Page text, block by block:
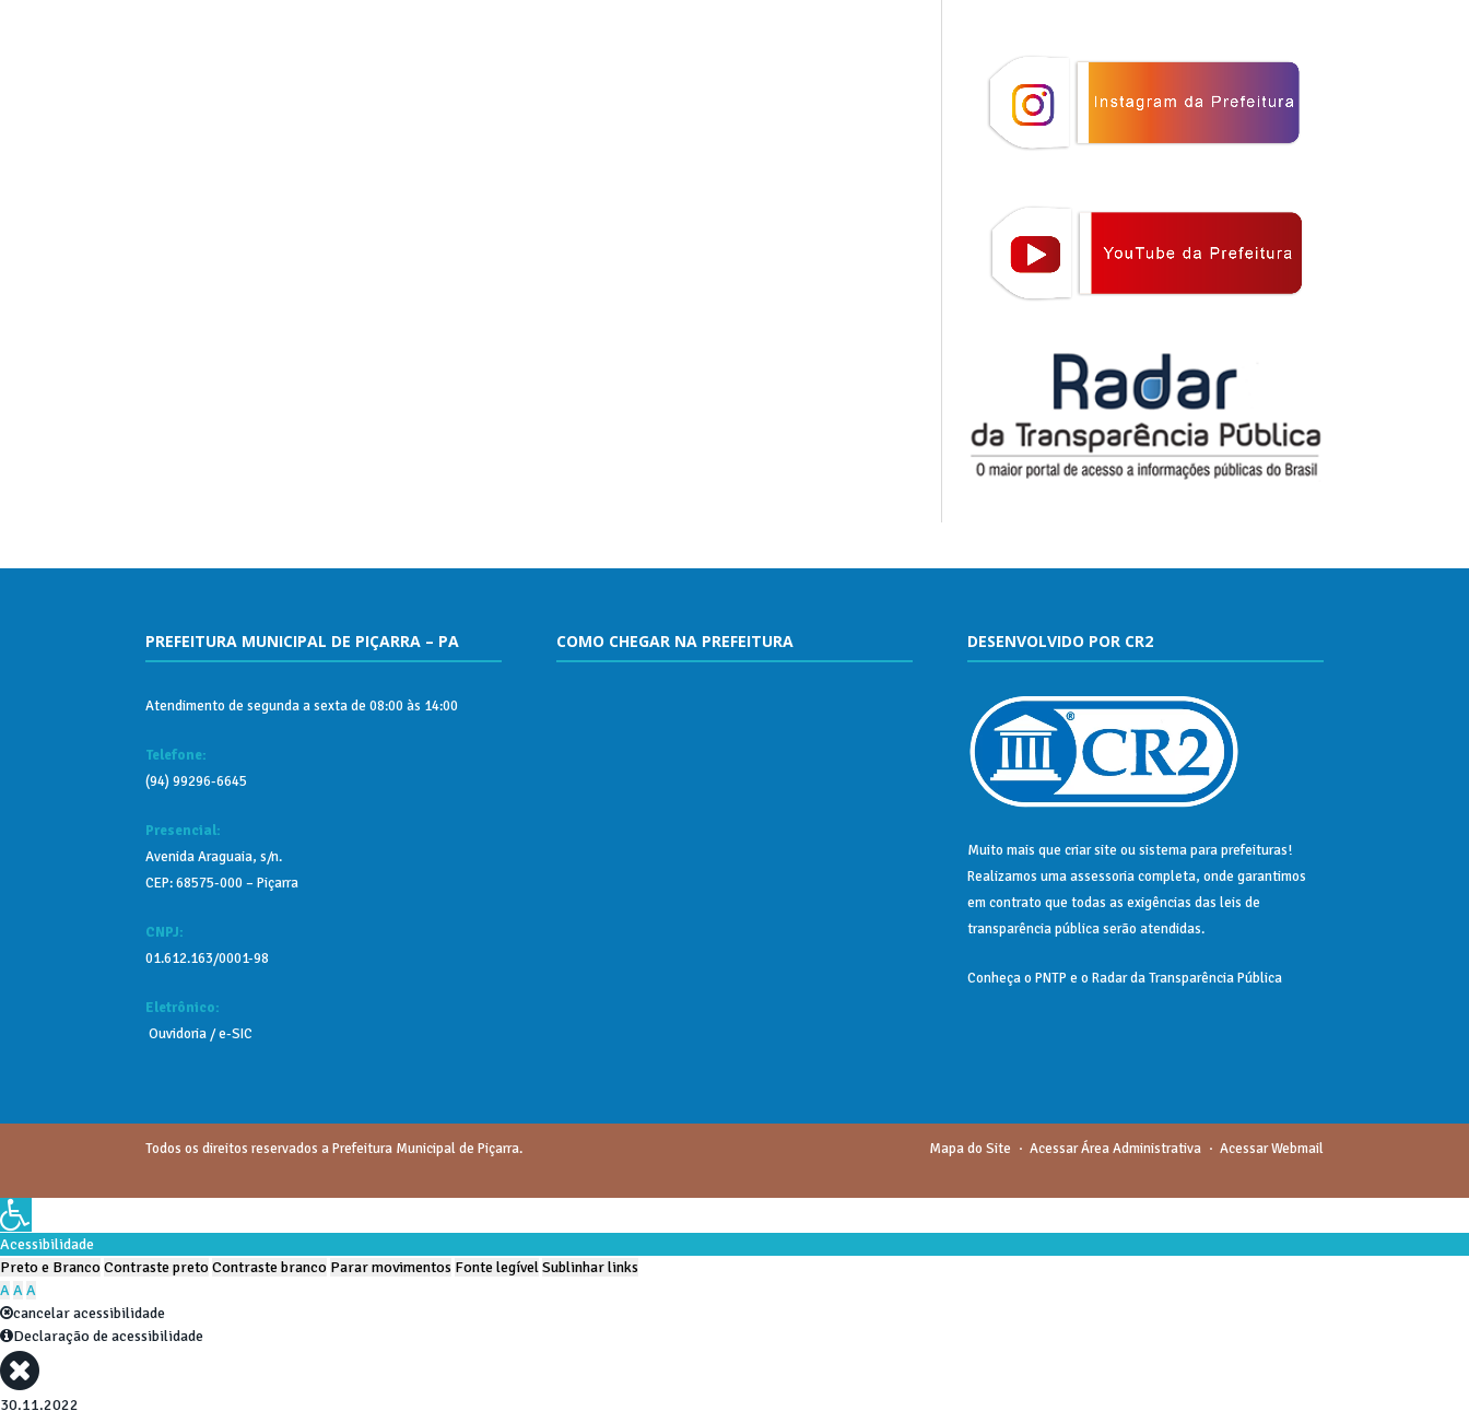
PREFEITURA MUNICIPAL DE PIÇARRA – PA
Atendimento de segunda a sexta de 08:00 às 14:00
Telefone:
(94) 99296-6645
Presencial:
Avenida Araguaia, s/n.
CEP: 68575-000 – Piçarra
CNPJ:
01.612.163/0001-98
Eletrônico:
Ouvidoria /e-SIC
COMO CHEGAR NA PREFEITURA DESENVOLVIDO POR CR2
Muito mais que criar site ousistema para prefeituras!
Realizamos umaassessoriacompleta, onde garantimos
em contrato que todas as exigências das leis de
transparência públicaserão atendidas.
Conheça o PNTP e o Radar da Transparência Pública
Todos os direitos reservados a Prefeitura Municipal de Piçarra. Mapa do Site Acessar Área Administrativa Acessar Webmail
Acessibilidade
Preto e BrancoContraste pretoContraste branco Parar movimentos Fonte legívelSublinhar links
AAA
cancelar acessibilidade
Declaração de acessibilidade
30.11.2022